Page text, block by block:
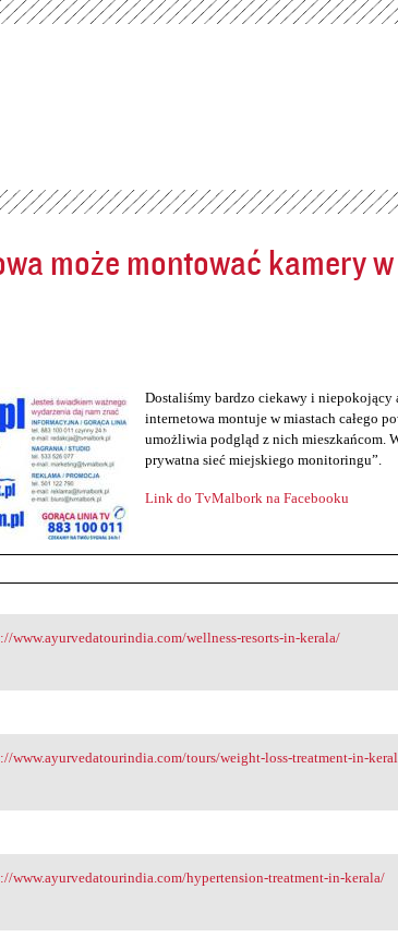
może montować kamery
Dostaliśmy bardzo ciekawy i niepokojący
internetowa montuje w miastach całego
umożliwia podgląd z nich mieszkańcom.
prywatna sieć miejskiego monitoringu”.
Link do TvMalbork na Facebooku
www.ayurvedatourindia
www.ayurvedatourindia.com/wellness-resorts-in-kerala/
www.ayurvedatourindia
www.ayurvedatourindia.com/tours/weight-loss-treatment-in-
www.ayurvedatourindia
www.ayurvedatourindia.com/hypertension-treatment-in-kerala/